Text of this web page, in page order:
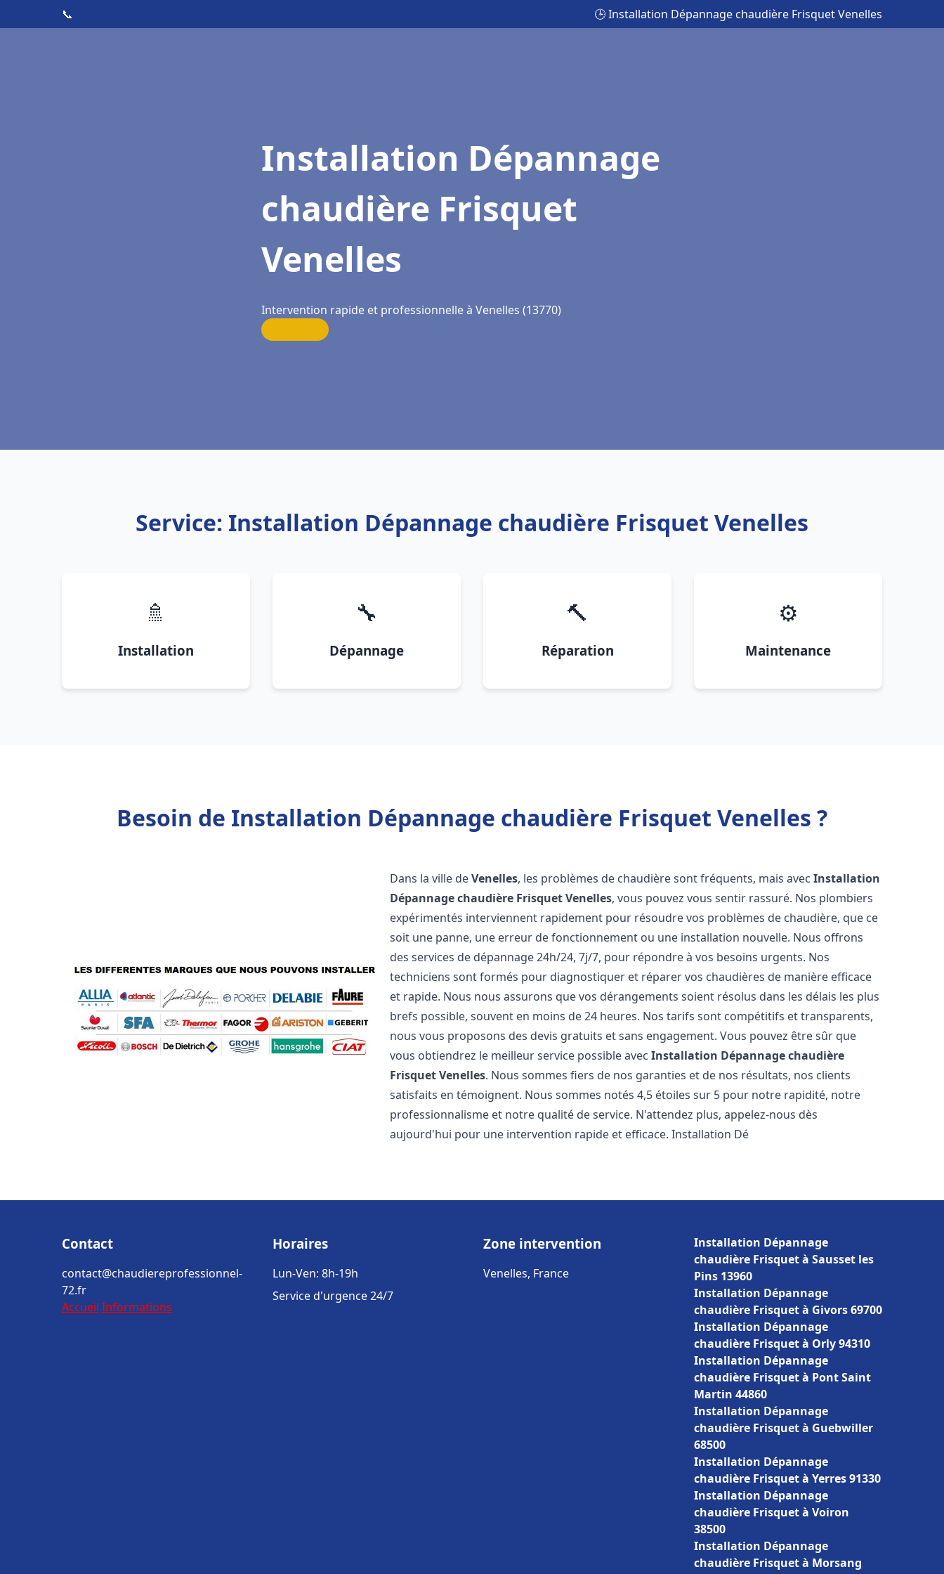
📞 🕒 Installation Dépannage chaudière Frisquet Venelles
Installation Dépannage
chaudière Frisquet
Venelles
Intervention rapide et professionnelle à Venelles (13770)
Service: Installation Dépannage chaudière Frisquet Venelles
🚿
Installation
🔧
Dépannage
🔨
Réparation
⚙️
Maintenance
Besoin de Installation Dépannage chaudière Frisquet Venelles ?
Dans la ville deVenelles, les problèmes de chaudière sont fréquents, mais avecInstallation
Dépannage chaudière FrisquetVenelles, vous pouvez vous sentir rassuré. Nos plombiers
expérimentés interviennent rapidement pour résoudre vos problèmes de chaudière, que ce
soit une panne, une erreur de fonctionnement ou une installation nouvelle. Nous offrons
des services de dépannage 24h/24, 7j/7, pour répondre à vos besoins urgents. Nos
techniciens sont formés pour diagnostiquer et réparer vos chaudières de manière efficace
et rapide. Nous nous assurons que vos dérangements soient résolus dans les délais les plus
brefs possible, souvent en moins de 24 heures. Nos tarifs sont compétitifs et transparents,
nous vous proposons des devis gratuits et sans engagement. Vous pouvez être sûr que
vous obtiendrez le meilleur service possible avecInstallation Dépannage chaudière
FrisquetVenelles. Nous sommes fiers de nos garanties et de nos résultats, nos clients
satisfaits en témoignent. Nous sommes notés 4,5 étoiles sur 5 pour notre rapidité, notre
professionnalisme et notre qualité de service. N'attendez plus, appelez-nous dès
aujourd'hui pour une intervention rapide et efficace. Installation Dé
Contact
contact@chaudiereprofessionnel-
72.fr
Accueil Informations
Horaires
Lun-Ven: 8h-19h
Service d'urgence 24/7
Zone intervention
Venelles, France
Installation Dépannage
chaudière Frisquet à Sausset les
Pins 13960
Installation Dépannage
chaudière Frisquet à Givors 69700
Installation Dépannage
chaudière Frisquet à Orly 94310
Installation Dépannage
chaudière Frisquet à Pont Saint
Martin 44860
Installation Dépannage
chaudière Frisquet à Guebwiller
68500
Installation Dépannage
chaudière Frisquet à Yerres 91330
Installation Dépannage
chaudière Frisquet à Voiron
38500
Installation Dépannage
chaudière Frisquet à Morsang